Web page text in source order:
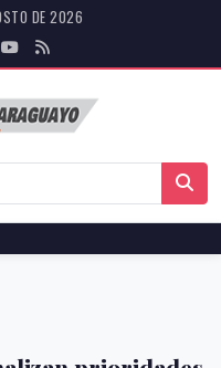
DE 2026